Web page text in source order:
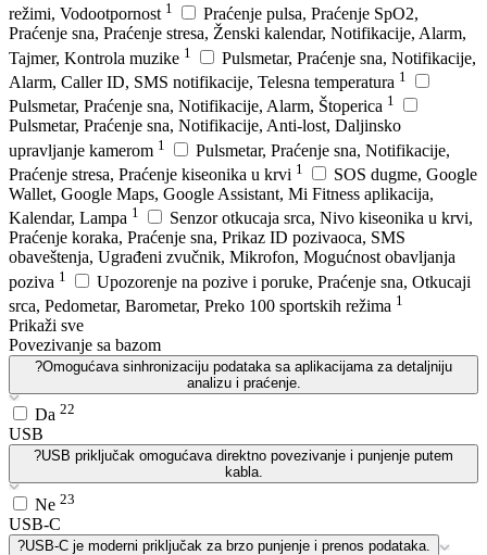
režimi, Vodootpornost 1
Praćenje pulsa, Praćenje SpO2,
Praćenje sna, Praćenje stresa, Ženski kalendar, Notifikacije, Alarm,
Tajmer, Kontrola muzike 1
Pulsmetar, Praćenje sna, Notifikacije,
Alarm, Caller ID, SMS notifikacije, Telesna temperatura 1
Pulsmetar, Praćenje sna, Notifikacije, Alarm, Štoperica 1
Pulsmetar, Praćenje sna, Notifikacije, Anti-lost, Daljinsko
upravljanje kamerom 1
Pulsmetar, Praćenje sna, Notifikacije,
Praćenje stresa, Praćenje kiseonika u krvi 1
SOS dugme, Google
Wallet, Google Maps, Google Assistant, Mi Fitness aplikacija,
Kalendar, Lampa 1
Senzor otkucaja srca, Nivo kiseonika u krvi,
Praćenje koraka, Praćenje sna, Prikaz ID pozivaoca, SMS
obaveštenja, Ugrađeni zvučnik, Mikrofon, Mogućnost obavljanja
poziva 1
Upozorenje na pozive i poruke, Praćenje sna, Otkucaji
srca, Pedometar, Barometar, Preko 100 sportskih režima 1
Prikaži sve
Povezivanje sa bazom
?Omogućava sinhronizaciju podataka sa aplikacijama za detaljniju
analizu i praćenje.
Da 22
USB
?USB priključak omogućava direktno povezivanje i punjenje putem
kabla.
Ne 23
USB-C
?USB-C je moderni priključak za brzo punjenje i prenos podataka.